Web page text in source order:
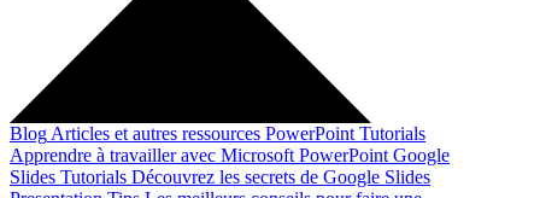
Blog Articles et autres ressources PowerPoint Tutorials
Apprendre à travailler avec Microsoft PowerPoint Google
Slides Tutorials Découvrez les secrets de Google Slides